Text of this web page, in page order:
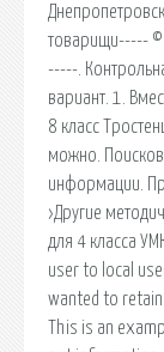
товарищи----- ©
-----.
вариант. 1.
8 класс
можно.
информации.
›Другие
для 4 класса
user to local
wanted to retain
This is an